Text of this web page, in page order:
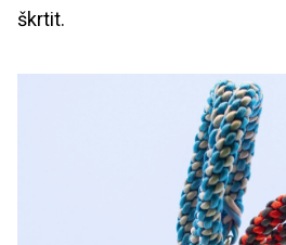
škrtit.